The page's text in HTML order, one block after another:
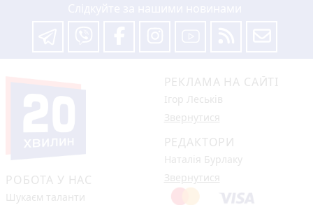
РОБОТА У НАС
Шукаєм таланти
РЕКЛАМА НА САЙТІ
Ігор Леськів
Звернутися
РЕДАКТОРИ
Наталія Бурлаку
Звернутися